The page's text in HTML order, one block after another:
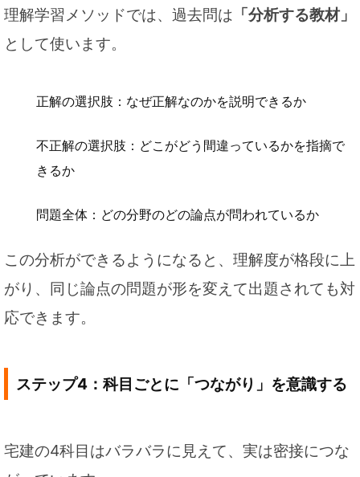
理解学習メソッドでは、過去問は 「分析する教材」
として使います。
正解の選択肢：なぜ正解なのかを説明できるか
不正解の選択肢：どこがどう間違っているかを指摘で
きるか
問題全体：どの分野のどの論点が問われているか
この分析ができるようになると、理解度が格段に上
がり、同じ論点の問題が形を変えて出題されても対
応できます。
ステップ4：科目ごとに「つながり」を意識する
宅建の4科目はバラバラに見えて、実は密接につな